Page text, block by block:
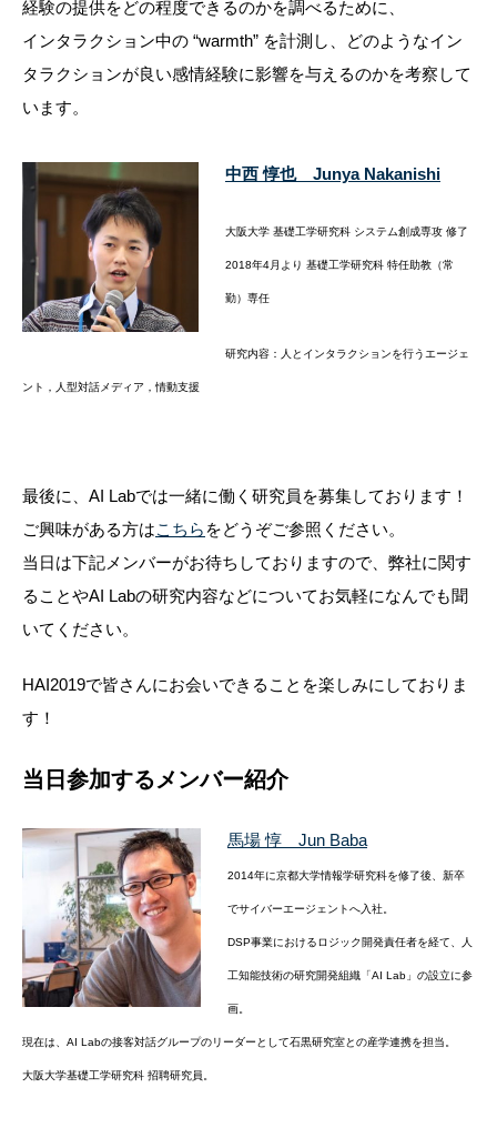
経験の提供をどの程度できるのかを調べるために、
インタラクション中の “warmth” を計測し、どのようなイン
タラクションが良い感情経験に影響を与えるのかを考察して
います。
中西 惇也 Junya Nakanishi
大阪大学 基礎工学研究科 システム創成専攻 修了
2018年4月より 基礎工学研究科 特任助教（常
勤）専任
研究内容：人とインタラクションを行うエージェ
ント，人型対話メディア，情動支援
最後に、AI Labでは一緒に働く研究員を募集しております！
ご興味がある方はこちら をどうぞご参照ください。
当日は下記メンバーがお待ちしておりますので、弊社に関す
ることやAI Labの研究内容などについてお気軽になんでも聞
いてください。
HAI2019で皆さんにお会いできることを楽しみにしておりま
す！
当日参加するメンバー紹介
馬場 惇 Jun Baba
2014年に京都大学情報学研究科を修了後、新卒
でサイバーエージェントへ入社。
DSP事業におけるロジック開発責任者を経て、人
工知能技術の研究開発組織「AI Lab」の設立に参
画。
現在は、AI Labの接客対話グループのリーダーとして石黒研究室との産学連携を担当。
大阪大学基礎工学研究科 招聘研究員。